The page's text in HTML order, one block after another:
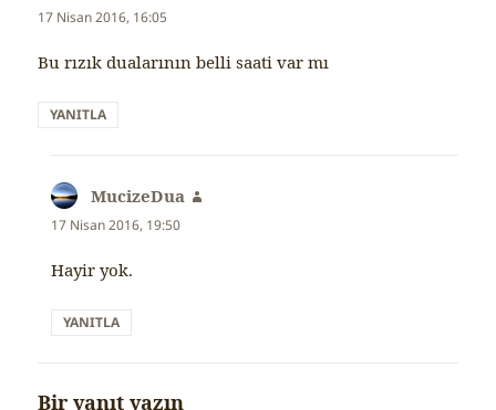
ki:
17 Nisan 2016, 16:05
Bu rızık dualarının belli saati var mı
YANITLA
MucizeDua
17 Nisan 2016, 19:50
Hayir yok.
YANITLA
Bir yanıt yazın